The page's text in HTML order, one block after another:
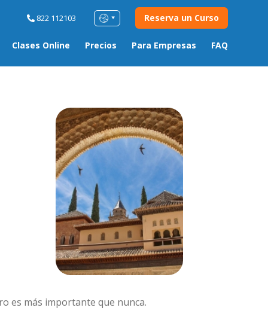
Clases Online Precios Para Empresas FAQ
822 112103 Reserva un Curso
es más importante que nunca.